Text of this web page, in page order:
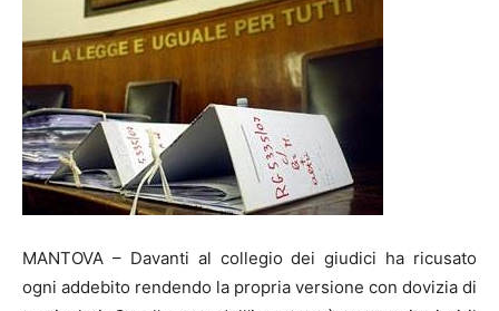
MANTOVA – Davanti al collegio dei giudici ha ricusato
ogni addebito rendendo la propria versione con dovizia di